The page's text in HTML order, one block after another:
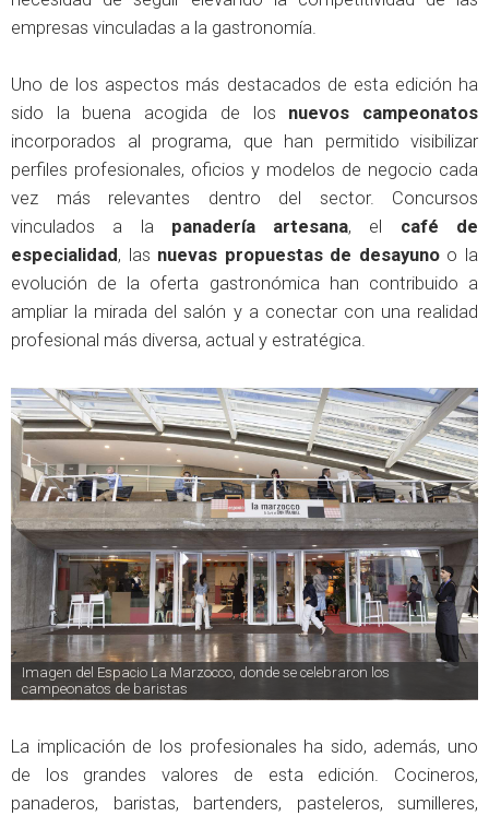
empresas vinculadas a la gastronomía.
Uno de los aspectos más destacados de esta edición ha
sido la buena acogida de los nuevos campeonatos
incorporados al programa, que han permitido visibilizar
perfiles profesionales, oficios y modelos de negocio cada
vez más relevantes dentro del sector. Concursos
vinculados a la panadería artesana, el café de
especialidad , las nuevas propuestas de desayunoo la
evolución de la oferta gastronómica han contribuido a
ampliar la mirada del salón y a conectar con una realidad
profesional más diversa, actual y estratégica.
Imagen del Espacio La Marzocco, donde se celebraron los
campeonatos de baristas
La implicación de los profesionales ha sido, además, uno
de los grandes valores de esta edición. Cocineros,
panaderos, baristas, bartenders, pasteleros, sumilleres,